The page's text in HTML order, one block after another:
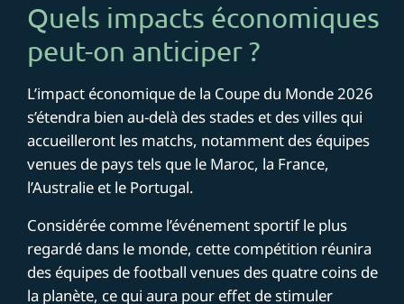
Quels impacts économiques
peut-on anticiper ?
L’impact économique de la Coupe du Monde 2026
s’étendra bien au-delà des stades et des villes qui
accueilleront les matchs, notamment des équipes
venues de pays tels que le Maroc, la France,
l’Australie et le Portugal.
Considérée comme l’événement sportif le plus
regardé dans le monde, cette compétition réunira
des équipes de football venues des quatre coins de
la planète, ce qui aura pour effet de stimuler